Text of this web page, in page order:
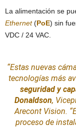
La alimentación se
Ethernet(PoE) sin
VDC / 24 VAC.
“Estas nuevas
tecnologíasmás
seguridad y
Donaldson,
Arecont Vision.
proceso de